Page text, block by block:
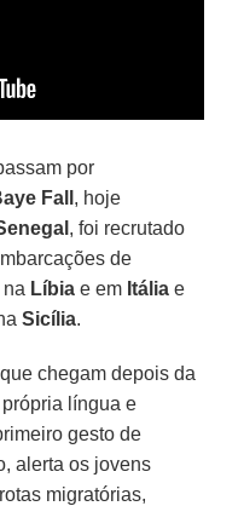
por
Fall , hoje
, foi recrutado
de
Líbia e em Itália e
Sicília.
chegam depois da
língua e
gesto de
alerta os jovens
migratórias,